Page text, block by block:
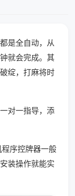
是全自动，从
就会完成。其
绽，打麻将时
对一指导，添
序控牌器一般
装操作就能实